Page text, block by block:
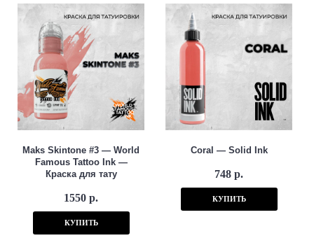
Maks Skintone #3 — World
Famous Tattoo Ink —
Краска для тату
1550 р.
КУПИТЬ
Coral — Solid Ink
748 р.
КУПИТЬ